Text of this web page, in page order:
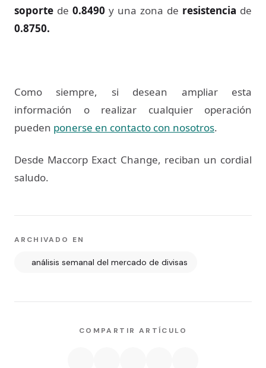
soporte de 0.8490 y una zona de resistencia de
0.8750.
Como siempre, si desean ampliar esta
información o realizar cualquier operación
pueden ponerse en contacto con nosotros.
Desde Maccorp Exact Change, reciban un cordial
saludo.
ARCHIVADO EN
análisis semanal del mercado de divisas
COMPARTIR ARTÍCULO